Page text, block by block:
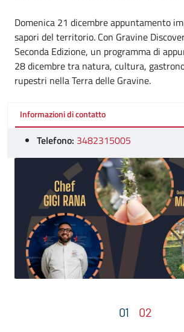
Domenica 21 dicembre appuntamento
sapori del territorio. Con Gravine
Seconda Edizione, un programma di
28 dicembre tra natura, cultura,
rupestri nella Terra delle Gravine.
Informazioni di contatto
Telefono: 3482315005